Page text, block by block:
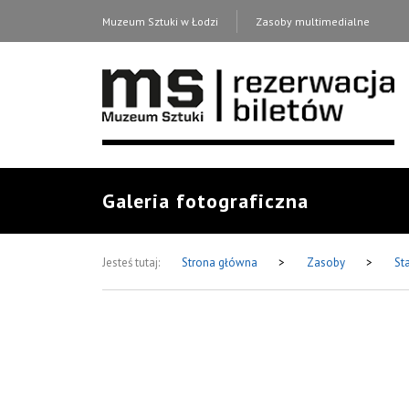
Muzeum Sztuki w Łodzi Zasoby multimedialne
Galeria fotograficzna
Jesteś tutaj: Strona główna > Zasoby >